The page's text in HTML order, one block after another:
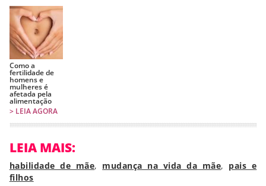
Como a
fertilidade de
homens e
mulheres é
afetada pela
alimentação
> LEIA AGORA
LEIA MAIS:
habilidade de mãe, mudança na vida da mãe, pais e
filhos